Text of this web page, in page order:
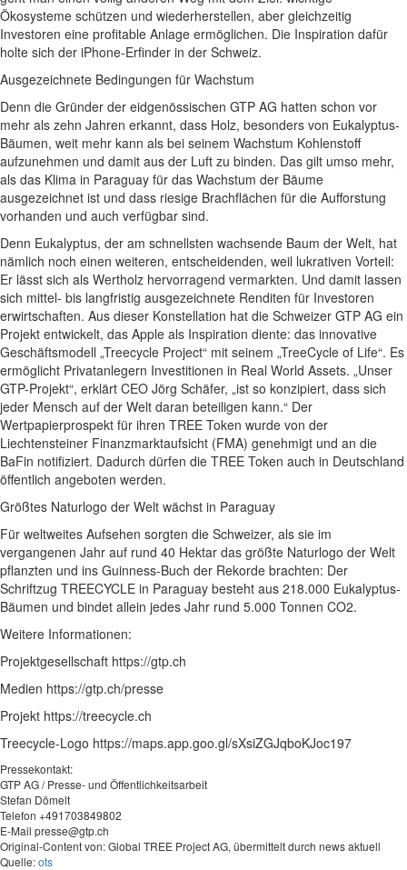
Ökosysteme schützen und wiederherstellen, aber gleichzeitig
Investoren eine profitable Anlage ermöglichen. Die Inspiration dafür
holte sich der iPhone-Erfinder in der Schweiz.
Ausgezeichnete Bedingungen für Wachstum
Denn die Gründer der eidgenössischen GTP AG hatten schon vor
mehr als zehn Jahren erkannt, dass Holz, besonders von Eukalyptus-
Bäumen, weit mehr kann als bei seinem Wachstum Kohlenstoff
aufzunehmen und damit aus der Luft zu binden. Das gilt umso mehr,
als das Klima in Paraguay für das Wachstum der Bäume
ausgezeichnet ist und dass riesige Brachflächen für die Aufforstung
vorhanden und auch verfügbar sind.
Denn Eukalyptus, der am schnellsten wachsende Baum der Welt, hat
nämlich noch einen weiteren, entscheidenden, weil lukrativen Vorteil:
Er lässt sich als Wertholz hervorragend vermarkten. Und damit lassen
sich mittel- bis langfristig ausgezeichnete Renditen für Investoren
erwirtschaften. Aus dieser Konstellation hat die Schweizer GTP AG ein
Projekt entwickelt, das Apple als Inspiration diente: das innovative
Geschäftsmodell „Treecycle Project“ mit seinem „TreeCycle of Life“. Es
ermöglicht Privatanlegern Investitionen in Real World Assets. „Unser
GTP-Projekt“, erklärt CEO Jörg Schäfer, „ist so konzipiert, dass sich
jeder Mensch auf der Welt daran beteiligen kann.“ Der
Wertpapierprospekt für ihren TREE Token wurde von der
Liechtensteiner Finanzmarktaufsicht (FMA) genehmigt und an die
BaFin notifiziert. Dadurch dürfen die TREE Token auch in Deutschland
öffentlich angeboten werden.
Größtes Naturlogo der Welt wächst in Paraguay
Für weltweites Aufsehen sorgten die Schweizer, als sie im
vergangenen Jahr auf rund 40 Hektar das größte Naturlogo der Welt
pflanzten und ins Guinness-Buch der Rekorde brachten: Der
Schriftzug TREECYCLE in Paraguay besteht aus 218.000 Eukalyptus-
Bäumen und bindet allein jedes Jahr rund 5.000 Tonnen CO2.
Weitere Informationen:
Projektgesellschaft https://gtp.ch
Medien https://gtp.ch/presse
Projekt https://treecycle.ch
Treecycle-Logo https://maps.app.goo.gl/sXsiZGJqboKJoc197
Pressekontakt:
GTP AG / Presse- und Öffentlichkeitsarbeit
Stefan Dömelt
Telefon +491703849802
E-Mail presse@gtp.ch
Original-Content von: Global TREE Project AG, übermittelt durch news aktuell
Quelle:ots